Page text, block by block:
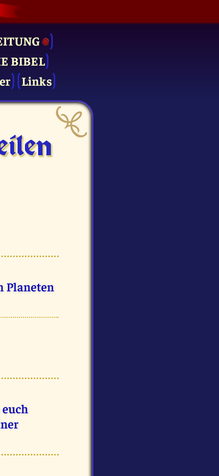
BIBEL
Links
Planeten